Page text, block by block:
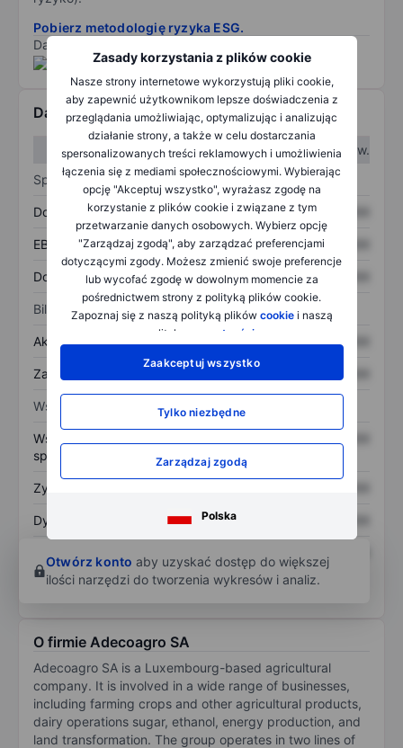
Zasady korzystania z plików cookie
Nasze strony internetowe wykorzystują pliki cookie,
aby zapewnić użytkownikom lepsze doświadczenia z
przeglądania umożliwiając, optymalizując i analizując
działanie strony, a także w celu dostarczania
spersonalizowanych treści reklamowych i umożliwienia
łączenia się z mediami społecznościowymi. Wybierając
opcję "Akceptuj wszystko", wyrażasz zgodę na
korzystanie z plików cookie i związane z tym
przetwarzanie danych osobowych. Wybierz opcję
"Zarządzaj zgodą", aby zarządzać preferencjami
dotyczącymi zgody. Możesz zmienić swoje preferencje
lub wycofać zgodę w dowolnym momencie za
pośrednictwem strony z polityką plików cookie.
Zapoznaj się z naszą polityką plików cookiei naszą
polityką
prywatności
Zaakceptuj wszystko
Tylko niezbędne
Zarządzaj zgodą
Polska
Pobierz metodologię ryzyka ESG.
Dane dostarczone przez
Dane finansowe
W I kw.
W II kw.
Sprawozdanie z zysków
Dochód XXXXXXX XXXXXXX
EBITDA XXXXXXX XXXXXXX
Dochód netto XXXXXXX XXXXXXX
Bilans
Aktywa ogółem XXXXXXX XXXXXXX
Zadłużenie ogółem XXXXXXX
Wskaźniki
Współczynnik cena do
sprzedaży
Zysk na akcję
Dywidenda na akcję XXXXXXX
własnego
Otwórz konto aby uzyskać dostęp do większej
ilości narzędzi do tworzenia wykresów i analiz.
O firmie Adecoagro SA
Adecoagro SA is a Luxembourg-based agricultural
company. It is involved in a wide range of businesses,
including farming crops and other agricultural products,
dairy operations sugar, ethanol, energy production, and
land transformation. The group operates in two lines of